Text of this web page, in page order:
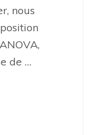
nous
de …